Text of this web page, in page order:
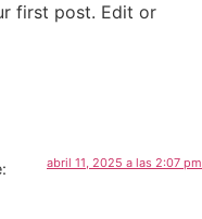
first post. Edit or
abril 11, 2025 a las 2:07 pm